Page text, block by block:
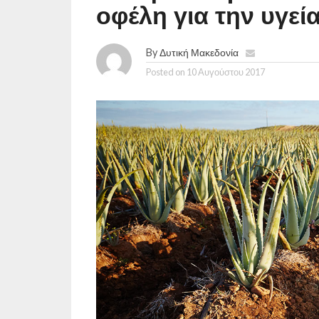
οφέλη για την
ByΔυτική Μακεδονία
Posted on 10 Αυγούστου 2017